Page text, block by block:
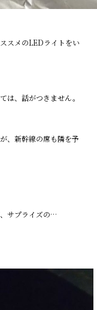
スメのLEDライトをい
は、話がつきません。
、新幹線の席も隣を予
サプライズの…